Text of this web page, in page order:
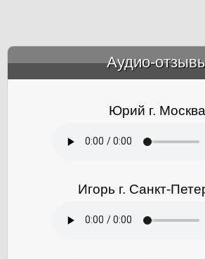
Аудио-
Юрий г. Москва
Игорь г. Санкт-